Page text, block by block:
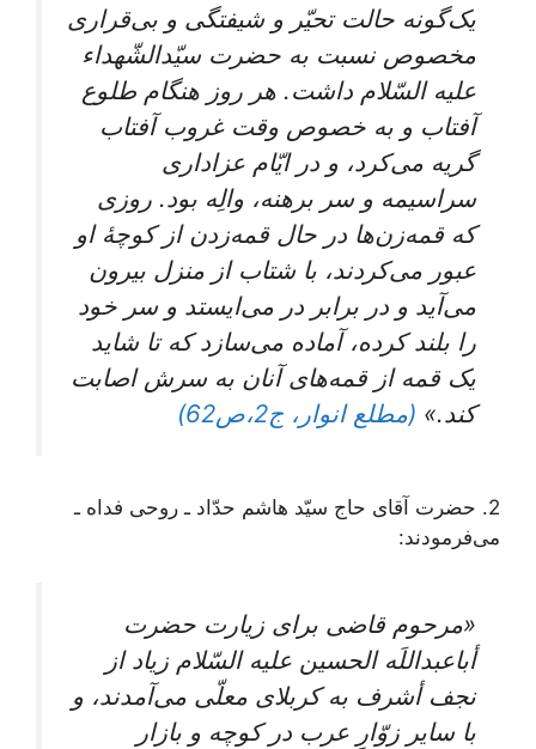
یک‌گونه حالت تحیّر و شیفتگی و بی‌قراری
مخصوص نسبت به حضرت سیّدالشّهداء
علیه السّلام داشت. هر روز هنگام طلوع
آفتاب و به خصوص وقت غروب آفتاب
گریه می‌کرد، و در ایّام عزاداری
سراسیمه و سر برهنه، والِه بود. روزی
که قمه‌زن‌ها در حال قمه‌زدن از کوچۀ‌ او
عبور می‌کردند، با شتاب از منزل بیرون
می‌آید و در برابر در می‌ایستد و سر خود
را بلند کرده، آماده می‌سازد که تا شاید
یک قمه از قمه‌های آنان به سرش اصابت
کند.» (مطلع انوار، ج2،ص62)
2. حضرت آقای حاج سیّد هاشم حدّاد ـ روحی فداه ـ
می‌فرمودند:
«مرحوم قاضی برای زیارت حضرت
أباعبداللَه الحسین علیه السّلام زیاد از
نجف أشرف به کربلای معلّی می‌آمدند، و
با سایر زوّارِ عرب در کوچه و بازار